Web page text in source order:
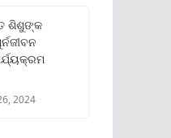
ଶିଶୁଙ୍କ
2024